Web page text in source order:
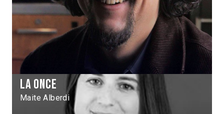
La Once
Maite Alberdi